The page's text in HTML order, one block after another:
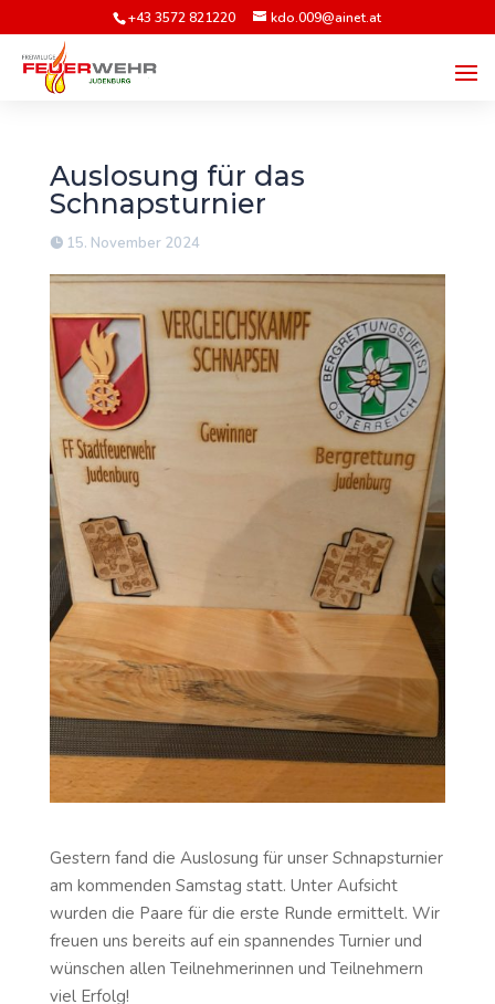
+43 3572 821220 kdo.009@ainet.at
Auslosung für das
Schnapsturnier
15. November 2024
Gestern fand die Auslosung für unser Schnapsturnier
am kommenden Samstag statt. Unter Aufsicht
wurden die Paare für die erste Runde ermittelt. Wir
freuen uns bereits auf ein spannendes Turnier und
wünschen allen Teilnehmerinnen und Teilnehmern
viel Erfolg!